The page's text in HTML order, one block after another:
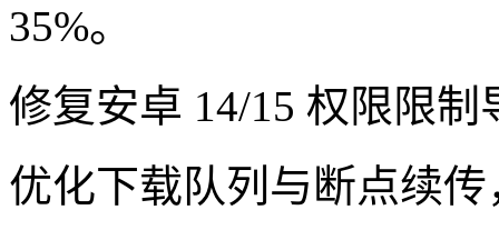
35%。
修复安卓 14/15 权限限
优化下载队列与断点续